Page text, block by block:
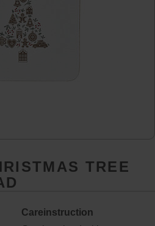
TREE
Careinstruction